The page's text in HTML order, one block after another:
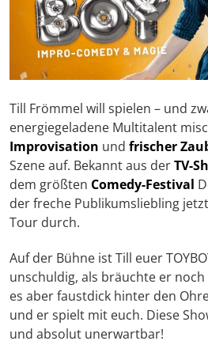
Till Frömmel will spielen – und
energiegeladene Multitalent
Improvisation und frischer
Szene auf. Bekannt aus derTV-
dem größten Comedy-Festival
der freche Publikumsliebling
Tour durch.
Auf der Bühne ist Till euer
unschuldig, als bräuchte er
es aber faustdick hinter den
und er spielt mit euch. Diese
und absolut unerwartbar!